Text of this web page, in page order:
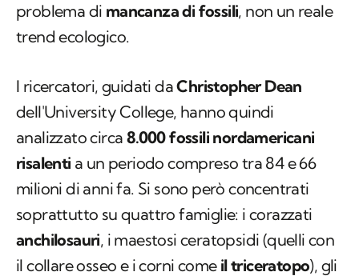
problema di mancanza di fossili, non un reale
trend ecologico.
I ricercatori, guidati daChristopher Dean
dell'University College, hanno quindi
analizzato circa 8.000 fossili nordamericani
risalenti a un periodo compreso tra 84 e 66
milioni di anni fa. Si sono però concentrati
soprattutto su quattro famiglie: i corazzati
anchilosauri, i maestosi ceratopsidi (quelli con
il collare osseo e i corni come il triceratopo), gli